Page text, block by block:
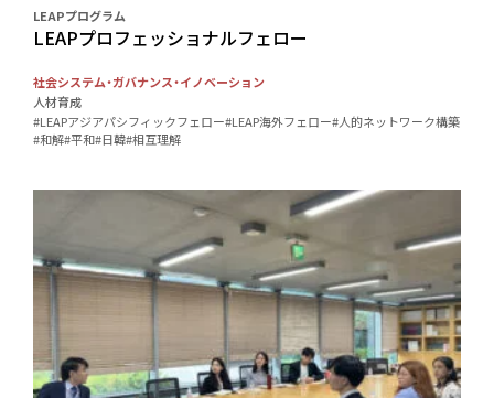
LEAPプログラム
LEAPプロフェッショナルフェロー
社会システム・ガバナンス・イノベーション
人材育成
#LEAPアジアパシフィックフェロー#LEAP海外フェロー#人的ネットワーク構築
#和解#平和#日韓#相互理解